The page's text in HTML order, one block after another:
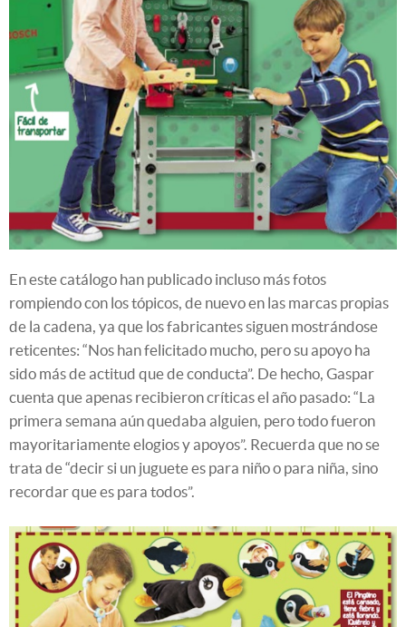
En este catálogo han publicado incluso más fotos
rompiendo con los tópicos, de nuevo en las marcas propias
de la cadena, ya que los fabricantes siguen mostrándose
reticentes: “Nos han felicitado mucho, pero su apoyo ha
sido más de actitud que de conducta”. De hecho, Gaspar
cuenta que apenas recibieron críticas el año pasado: “La
primera semana aún quedaba alguien, pero todo fueron
mayoritariamente elogios y apoyos”. Recuerda que no se
trata de “decir si un juguete es para niño o para niña, sino
recordar que es para todos”.